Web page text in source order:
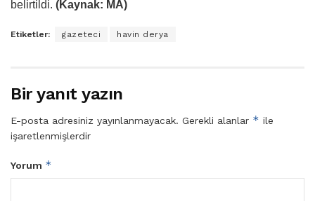
belirtildi. (Kaynak: MA)
Etiketler: gazeteci havin derya
Bir yanıt yazın
E-posta adresiniz yayınlanmayacak. Gerekli alanlar * ile
işaretlenmişlerdir
Yorum *